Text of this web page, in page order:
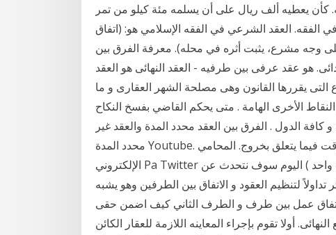
يعطيه ألف ريال على أن يسلمه مئة كيلو من تمر
الفقه. العقد الشرعي في الفقه الإسلامي هو: (اتفاق
وجه مشرع، يثبت أثره في محله). معرفة الفرق بين
هو عقد عرفى بين طرفيه - العقد النهائى هو العقد
التى يقررها القانون وهى مصلحة الشهر العقارى و ما
الأخرى الهامة . متى يحكم القاضي بفسخ النكاح
الدول . الفرق بين العقد محدد المدة والعقد غير
محدد المدة Youtube. استبعد العامل الأساسي المؤقت إقالة الموظف المؤقت فيما يتعلق بخروج. المحامي
الإلكتروني Pa Twitter الفروق بين عقد العمل محدد المدة 5 / 5 ( 1 صوت واحد ) اليوم سوف نتحدث عن
لتنظيم العقود و الاتفاق بين الطرفين وهو يشبه
عمل بين طرف و الطرف الثاني كيف اضمن حقى
أولا تقوم بإجراء المعاينه اللازمة للعقار الكائن